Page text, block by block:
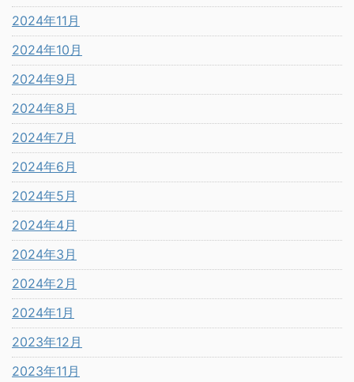
2024年11月
2024年10月
2024年9月
2024年8月
2024年7月
2024年6月
2024年5月
2024年4月
2024年3月
2024年2月
2024年1月
2023年12月
2023年11月